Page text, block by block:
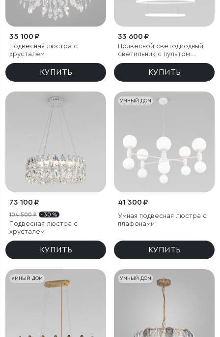
35 100 ₽
Подвесная люстра с
хрусталем
КУПИТЬ
33 600 ₽
Подвесной светодиодный
светильник с пультом
управления
КУПИТЬ
73 100 ₽
104 500 ₽ - 30 %
Подвесная люстра с
хрусталем
КУПИТЬ
УМНЫЙ ДОМ
41 300 ₽
Умная подвесная люстра с
плафонами
КУПИТЬ
УМНЫЙ ДОМ УМНЫЙ ДОМ